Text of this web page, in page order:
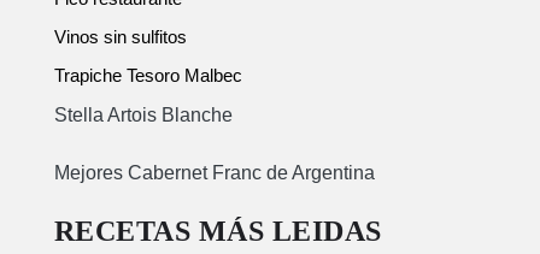
Vinos sin sulfitos
Trapiche Tesoro Malbec
Stella Artois Blanche
Mejores Cabernet Franc de Argentina
RECETAS MÁS LEIDAS